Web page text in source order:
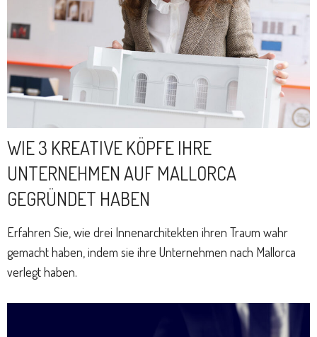
WIE 3 KREATIVE KÖPFE IHRE
UNTERNEHMEN AUF MALLORCA
GEGRÜNDET HABEN
Erfahren Sie, wie drei Innenarchitekten ihren Traum wahr
gemacht haben, indem sie ihre Unternehmen nach Mallorca
verlegt haben.